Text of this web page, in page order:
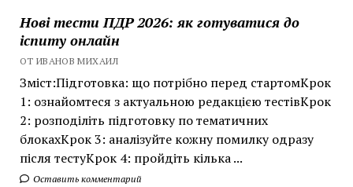
Нові тести ПДР 2026: як готуватися до
іспиту онлайн
ОТ ИВАНОВ МИХАИЛ
Зміст:Підготовка: що потрібно перед стартомКрок
1: ознайомтеся з актуальною редакцією тестівКрок
2: розподіліть підготовку по тематичних
блокахКрок 3: аналізуйте кожну помилку одразу
після тестуКрок 4: пройдіть кілька ...
Оставить комментарий